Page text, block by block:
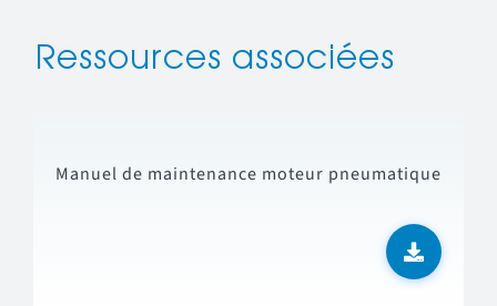
Ressources associées
Manuel de maintenance moteur pneumatique